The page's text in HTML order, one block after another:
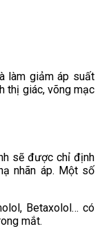
làm giảm áp suất
thị giác, võng mạc
sẽ được chỉ định
nhãn áp. Một số
Betaxolol… có
mắt.